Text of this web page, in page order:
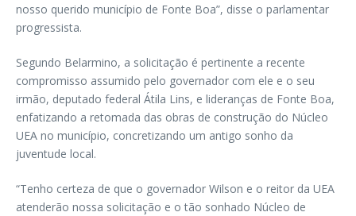
nosso querido município de Fonte Boa”, disse o parlamentar
progressista.
Segundo Belarmino, a solicitação é pertinente a recente
compromisso assumido pelo governador com ele e o seu
irmão, deputado federal Átila Lins, e lideranças de Fonte Boa,
enfatizando a retomada das obras de construção do Núcleo
UEA no município, concretizando um antigo sonho da
juventude local.
“Tenho certeza de que o governador Wilson e o reitor da UEA
atenderão nossa solicitação e o tão sonhado Núcleo de